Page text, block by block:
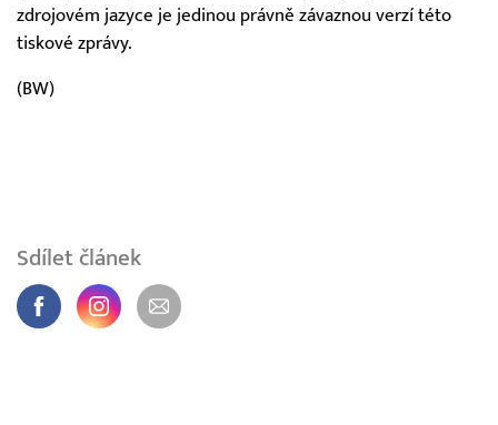
zdrojovém jazyce je jedinou právně závaznou verzí této
tiskové zprávy.
(BW)
Sdílet článek